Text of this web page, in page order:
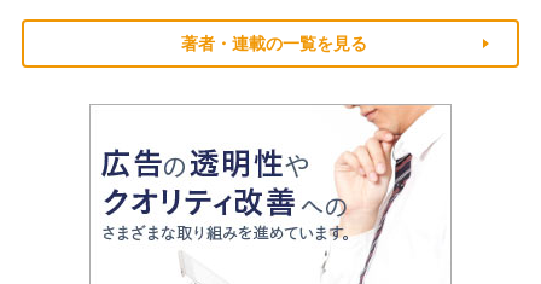
著者・連載の一覧を見る